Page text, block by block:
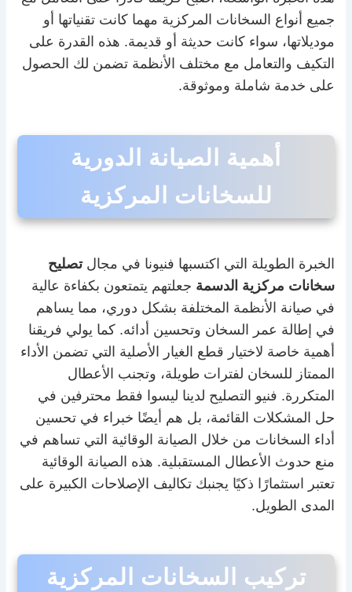
جميع أنواع السخانات المركزية مهما كانت تقنياتها أو
موديلاتها، سواء كانت حديثة أو قديمة. هذه القدرة على
التكيف والتعامل مع مختلف الأنظمة تضمن لك الحصول
على خدمة شاملة وموثوقة.
أهمية الصيانة الدورية
للسخانات المركزية
الخبرة الطويلة التي اكتسبها فنيونا في مجالتصليح
سخانات مركزية الدسمة جعلتهم يتمتعون بكفاءة عالية
في صيانة الأنظمة المختلفة بشكل دوري، مما يساهم
في إطالة عمر السخان وتحسين أدائه. كما يولي فريقنا
أهمية خاصة لاختيار قطع الغيار الأصلية التي تضمن الأداء
الممتاز للسخان لفترات طويلة، وتجنب الأعطال
المتكررة. فنيو التصليح لدينا ليسوا فقط محترفين في
حل المشكلات القائمة، بل هم أيضًا خبراء في تحسين
أداء السخانات من خلال الصيانة الوقائية التي تساهم في
منع حدوث الأعطال المستقبلية. هذه الصيانة الوقائية
تعتبر استثمارًا ذكيًا يجنبك تكاليف الإصلاحات الكبيرة على
المدى الطويل.
تركيب السخانات المركزية